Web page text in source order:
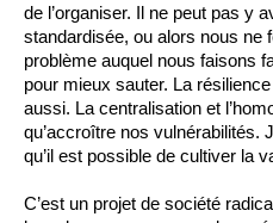
de l’organiser. Il ne peut pas y
standardisée, ou alors nous ne
problème auquel nous faisons
pour mieux sauter. La
aussi. La centralisation et
qu’accroître nos vulnérabilités.
qu’il est possible de cultiver la
C’est un projet de société